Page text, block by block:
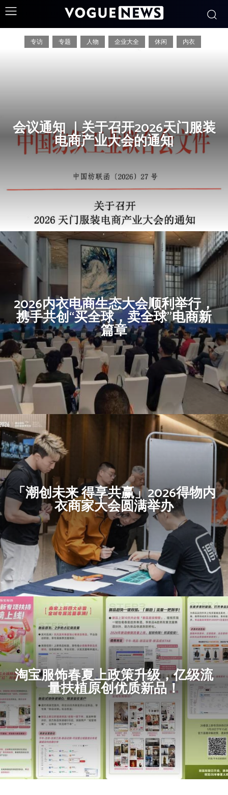
电商平台
专访 专题 人物 企业大全 休闲 内衣
会议通知 ｜关于召开2026天门服装
电商产业大会的通知
2026内衣电商生态大会顺利举行，
携手共创“买全球，卖全球”电商新
篇章
「潮创未来 得享共赢」2026得物内
衣商家大会圆满举办
淘宝服饰春夏上政策升级，亿级流
量扶植原创优质新品！